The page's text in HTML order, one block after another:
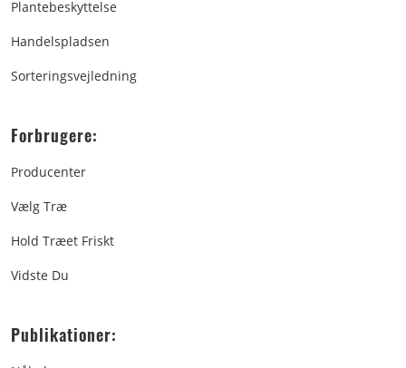
Plantebeskyttelse
Handelspladsen
Sorteringsvejledning
Forbrugere:
Producenter
Vælg Træ
Hold Træet Friskt
Vidste Du
Publikationer: